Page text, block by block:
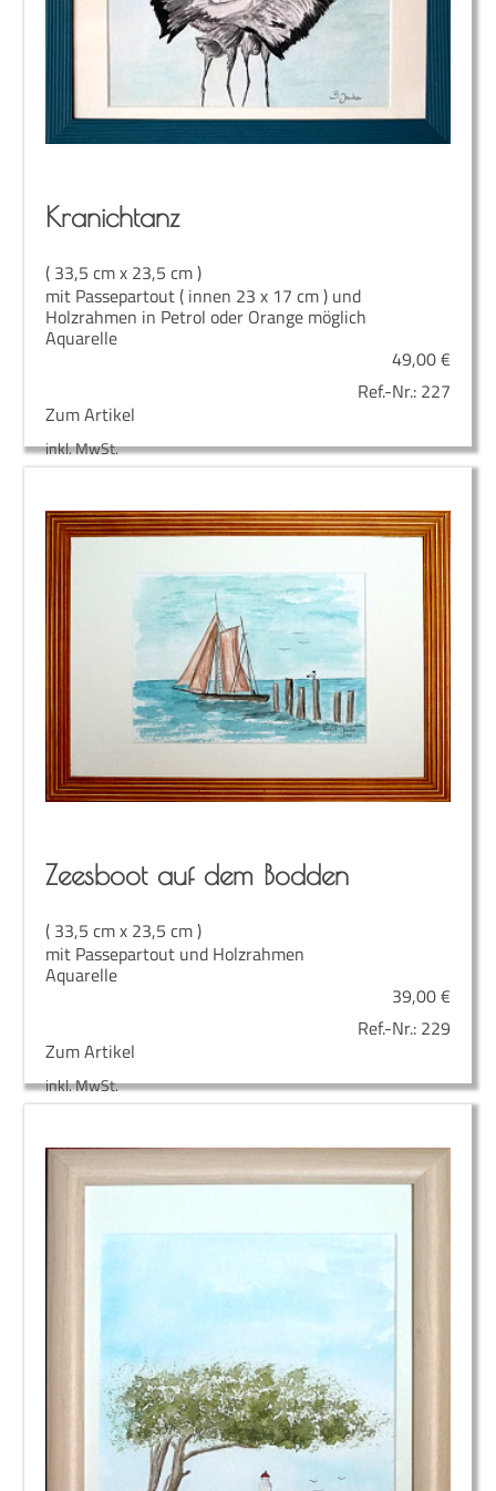
Kra­nichtanz
( 33,5 cm x 23,5 cm )
mit Passepartout ( innen 23 x 17 cm ) und
Holzrahmen in Petrol oder Orange möglich
Aquarelle
49,00€
Ref.-Nr.: 227
Zum Artikel
inkl. MwSt.
Zees­boot auf dem Bodden
( 33,5 cm x 23,5 cm )
mit Passepartout und Holzrahmen
Aquarelle
39,00€
Ref.-Nr.: 229
Zum Artikel
inkl. MwSt.